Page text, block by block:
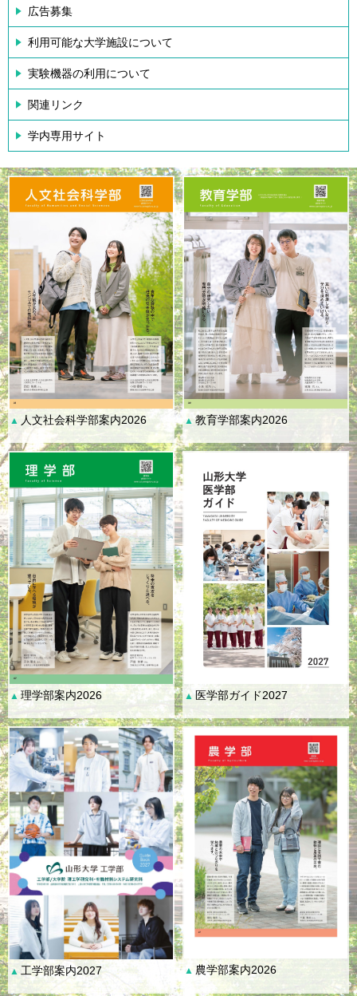
広告募集
利用可能な大学施設について
実験機器の利用について
関連リンク
学内専用サイト
▲ 人文社会科学部案内2026 ▲ 教育学部案内2026
▲理学部案内2026 ▲ 医学部ガイド2027
▲ 工学部案内2027 ▲ 農学部案内2026